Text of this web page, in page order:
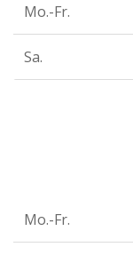
Mo.-Fr.
Sa.
Mo.-Fr.